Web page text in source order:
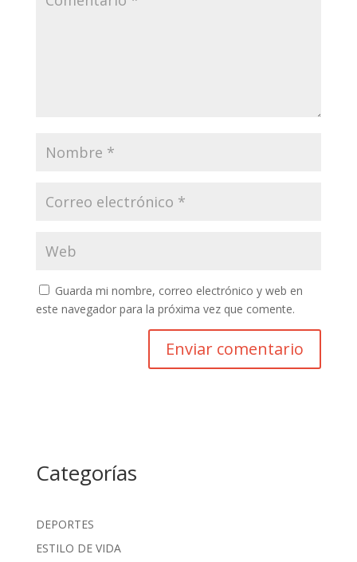
Guarda mi nombre, correo electrónico y web en
este navegador para la próxima vez que comente.
Categorías
DEPORTES
ESTILO DE VIDA